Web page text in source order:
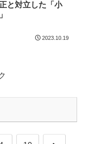
と対立した「小
2023.10.19